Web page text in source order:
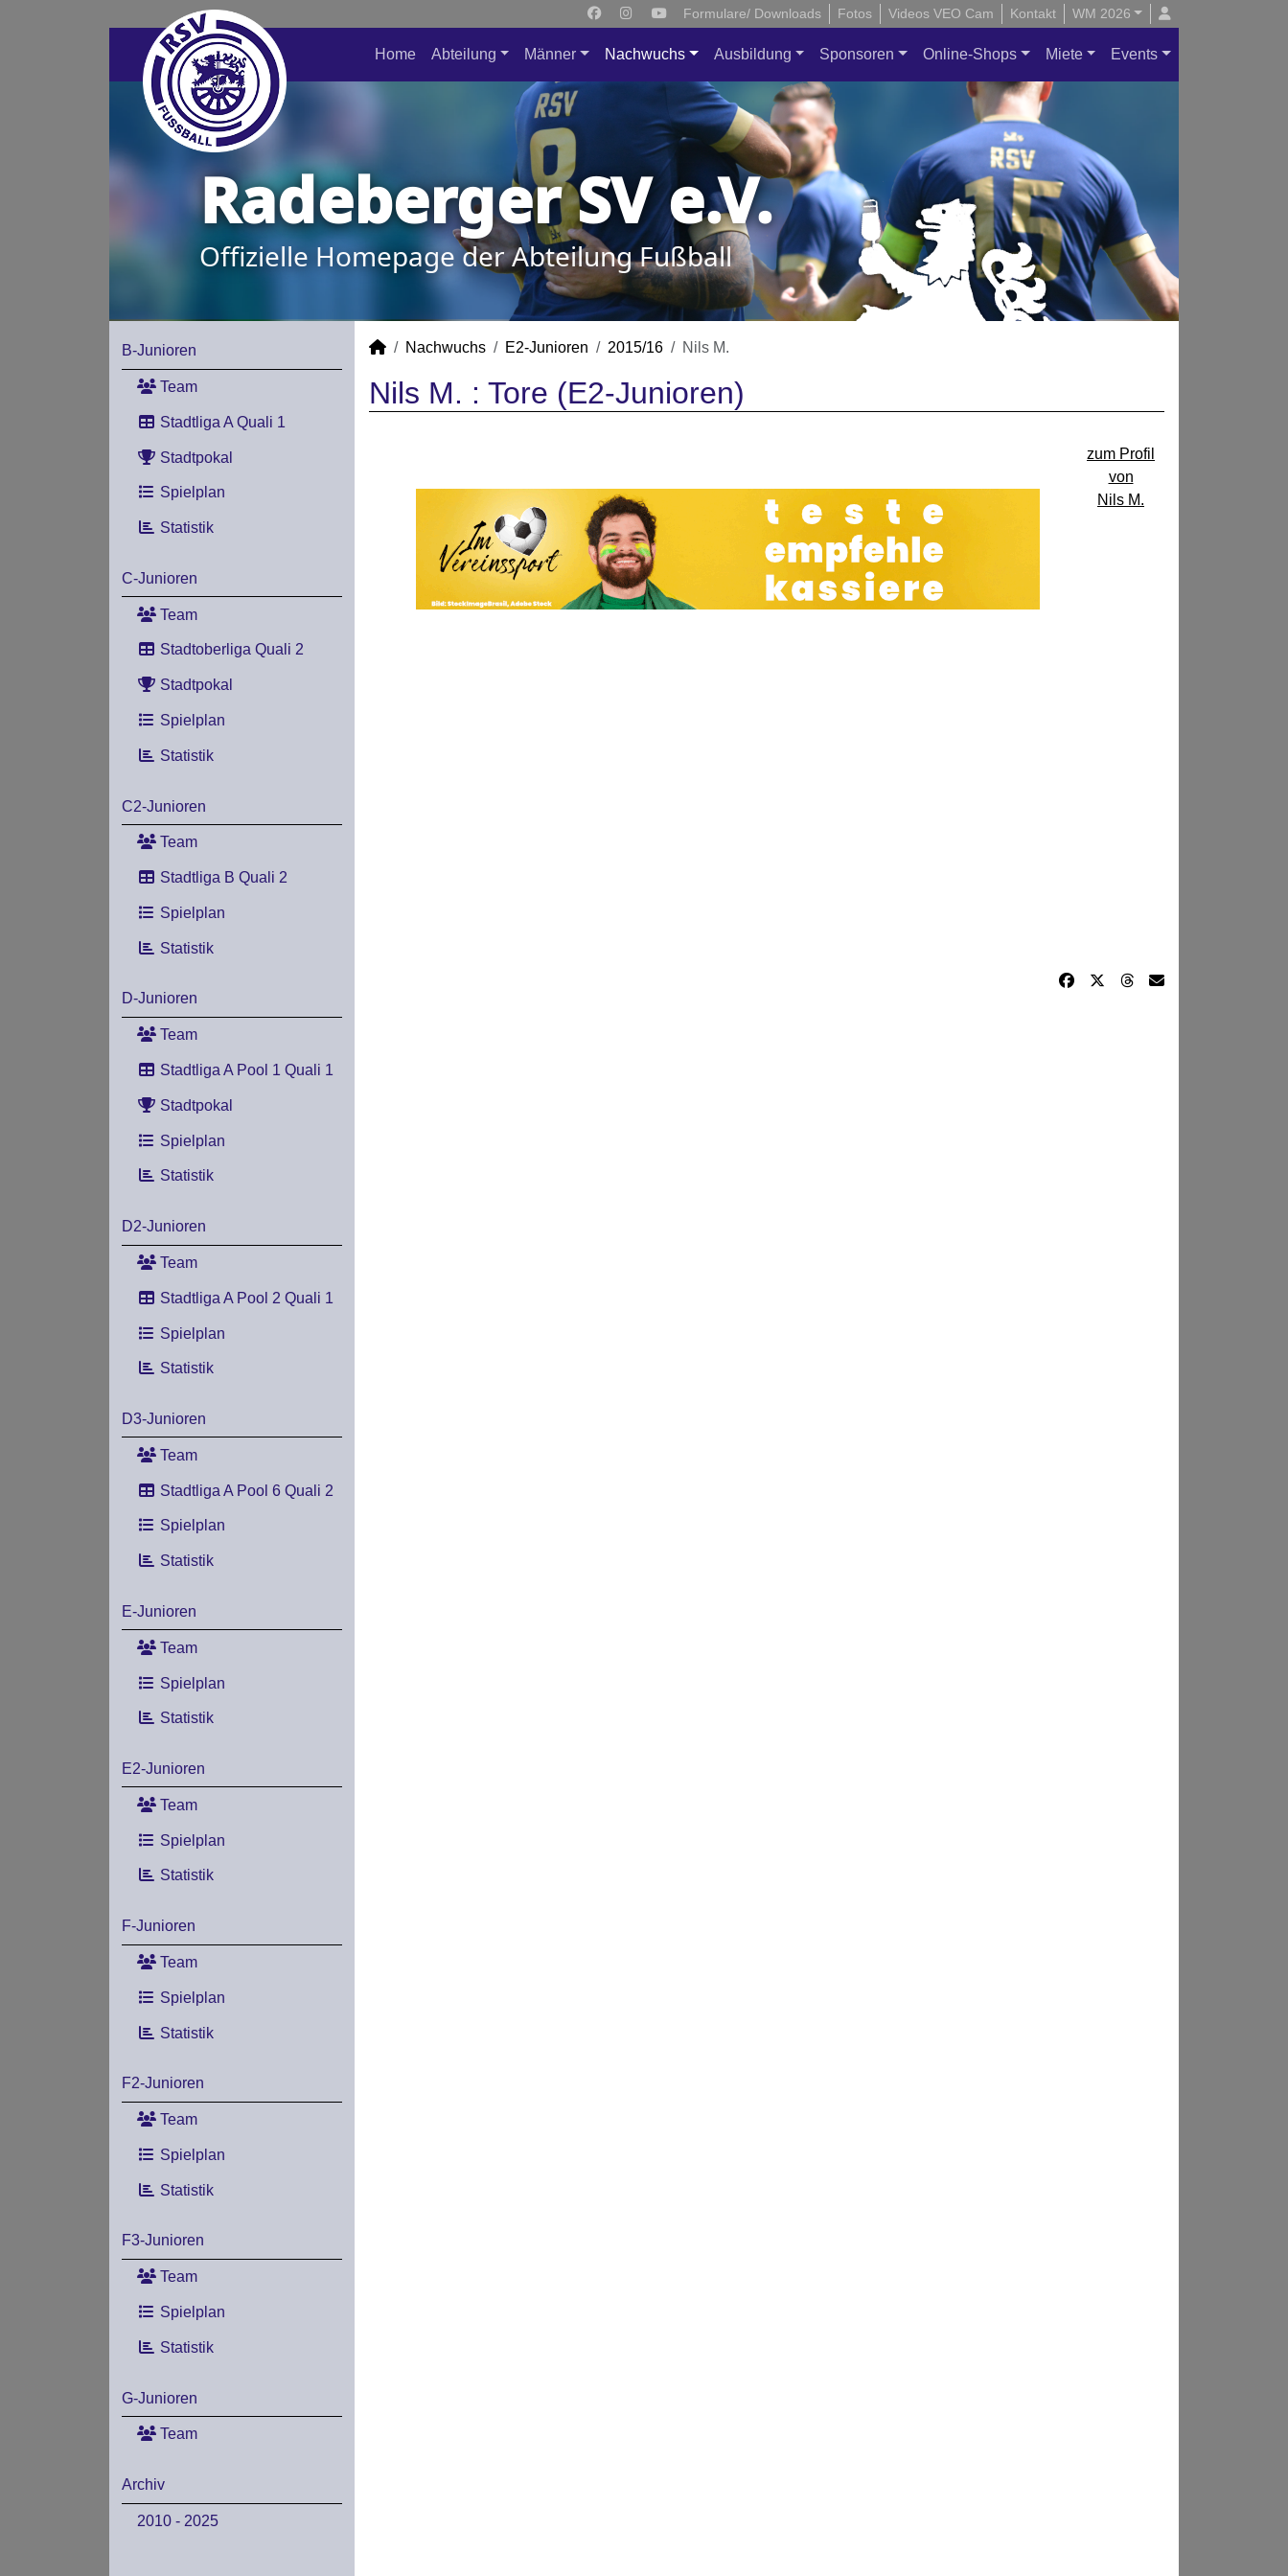
Formulare/ Downloads Fotos Videos VEO Cam Kontakt WM 2026
Home Abteilung Männer Nachwuchs Ausbildung Sponsoren Online-Shops Miete Events
Radeberger SV e.V.
Offizielle Homepage der Abteilung Fußball
B-Junioren
Team
Stadtliga A Quali 1
Stadtpokal
Spielplan
Statistik
C-Junioren
Team
Stadtoberliga Quali 2
Stadtpokal
Spielplan
Statistik
C2-Junioren
Team
Stadtliga B Quali 2
Spielplan
Statistik
D-Junioren
Team
Stadtliga A Pool 1 Quali 1
Stadtpokal
Spielplan
Statistik
D2-Junioren
Team
Stadtliga A Pool 2 Quali 1
Spielplan
Statistik
D3-Junioren
Team
Stadtliga A Pool 6 Quali 2
Spielplan
Statistik
E-Junioren
Team
Spielplan
Statistik
E2-Junioren
Team
Spielplan
Statistik
F-Junioren
Team
Spielplan
Statistik
F2-Junioren
Team
Spielplan
Statistik
F3-Junioren
Team
Spielplan
Statistik
G-Junioren
Team
Archiv
2010 - 2025
Nachwuchs E2-Junioren 2015/16 Nils M.
Nils M. : Tore (E2-Junioren)
zum Profil
von
Nils M.